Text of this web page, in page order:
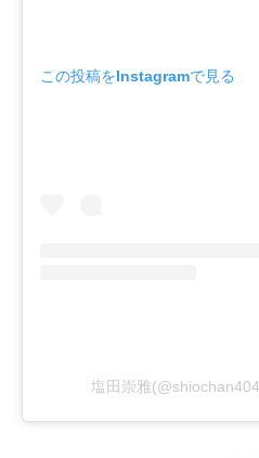
この投稿をInstagramで見る
塩田崇雅